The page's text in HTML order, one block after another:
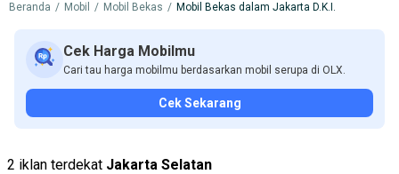
Tipe Bodi Tipe Membership
Beranda / Mobil / Mobil Bekas / Mobil Bekas dalam Jakarta D.K.I.
Cek Harga Mobilmu
Cari tau harga mobilmu berdasarkan mobil serupa di OLX.
Cek Sekarang
2 iklan terdekat Jakarta Selatan